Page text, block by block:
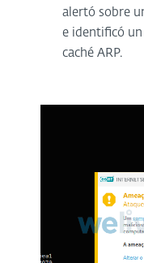
alertó sobre
e identificó
caché ARP.